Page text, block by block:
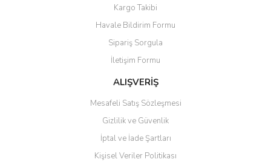
Ürün fiyatı diğer sitelerden daha pahalı.
Bu ürüne benzer farklı alternatifler olmalı.
Gönder
Kargo Takibi
Havale Bildirim Formu
Sipariş Sorgula
İletişim Formu
ALIŞVERİŞ
Mesafeli Satış Sözleşmesi
Gizlilik ve Güvenlik
İptal ve İade Şartları
Kişisel Veriler Politikası